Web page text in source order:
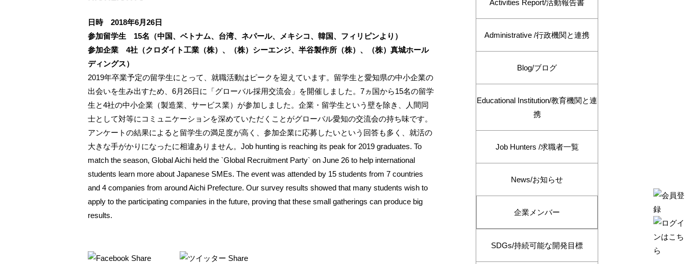
日時 2018年6月 26 日
参加留学生 15名（中国、ベトナム、台湾、ネパール、メキシコ、韓国、フィリピンより）
参加企業 4社（クロダイト工業（株）、（株）シーエンジ、半谷製作所（株）、（株）真城ホール
ディングス）
2019年卒業予定の留学生にとって、就職活動はピークを迎えています。留学生と愛知県の中小企業の
出会いを生み出すため、6月26日に「グローバル採用交流会」を開催しました。7ヵ国から15名の留学
生と4社の中小企業（製造業、サービス業）が参加しました。企業・留学生という壁を除き、人間同
士として対等にコミュニケーションを深めていただくことがグローバル愛知の交流会の持ち味です。
アンケートの結果によると留学生の満足度が高く、参加企業に応募したいという回答も多く、就活の
大きな手がかりになったに相違ありません。Job hunting is reaching its peak for 2019 graduates. To
match the season, Global Aichi held the `Global Recruitment Party` on June 26 to help international
students learn more about Japanese SMEs. The event was attended by 15 students from 7 countries
and 4 companies from around Aichi Prefecture. Our survey results showed that many students wish to
apply to the participating companies in the future, proving that these small gatherings can produce big
results.
Activities Report/活動報告書
Administrative /行政機関と連携
Blog/ブログ
Educational Institution/教育機関と連
携
Job Hunters /求職者一覧
News/お知らせ
企業メンバー
SDGs/持続可能な開発目標